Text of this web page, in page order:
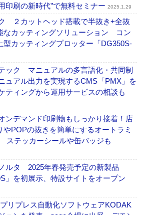
印刷の新時代”で無料セミナー 2025.1.29
ク ２カットヘッド搭載で半抜き+全抜
なカッティングソリューション コン
型カッティングプロッター「DG350S-
ック マニュアルの多言語化・共同制
ュアル出力を実現するCMS「PMX」を
ィングから運用サービスの相談も
ンデマンド印刷物もしっかり接着！店
POPの抜きを簡単にするオートラミ
ステッカーシールや缶バッジも
ルタ 2025年春発売予定の​新​​製品
」を初展示、特設サイトをオープン
プリプレス自動化ソフトウェアKODAK